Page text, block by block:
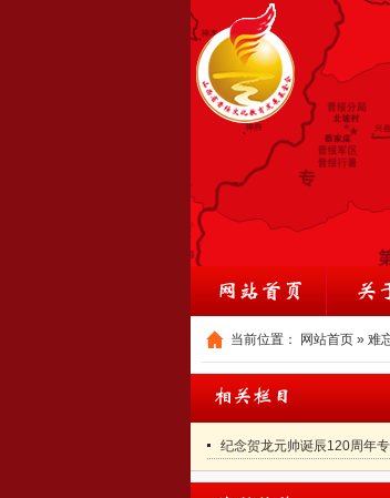
当前位置： 网站首页 » 难
纪念贺龙元帅诞辰120周年